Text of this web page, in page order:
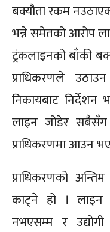
बक्यौता रकम
भन्ने समेतको आरोप
ट्रंकलाइनको बाँकी
प्राधिकरणले
निकायबाट
लाइन जोडेर
प्राधिकरणमा आउन
प्राधिकरणको
काट्ने हो ।
नभएसम्म र